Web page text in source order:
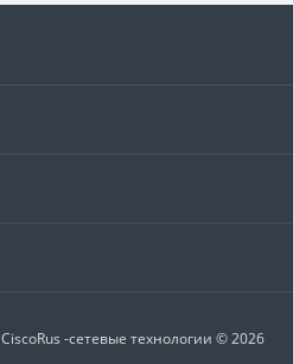
CiscoRus -сетевые технологии © 2026